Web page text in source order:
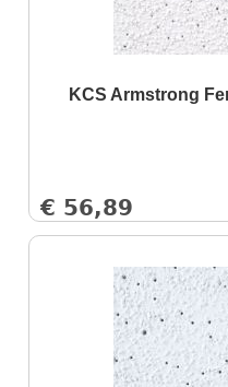
KCS Armstrong
€ 56,89